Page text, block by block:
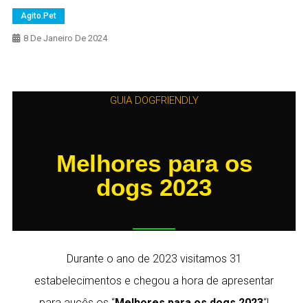
Agito.pet
8 De Janeiro De 2024
GUIA DOGFRIENDLY
Melhores para os
dogs 2023
Durante o ano de 2023 visitamos 31
estabelecimentos e chegou a hora de apresentar